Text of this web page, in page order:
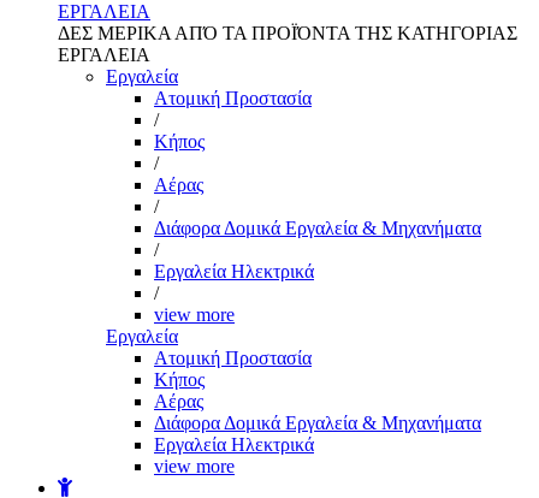
ΕΡΓΑΛΕΙΑ
ΔΕΣ ΜΕΡΙΚΑ ΑΠΌ ΤΑ ΠΡΟΪΌΝΤΑ ΤΗΣ ΚΑΤΗΓΟΡΙΑΣ
ΕΡΓΑΛΕΙΑ
Εργαλεία
Aτομική Προστασία
/
Kήπος
/
Αέρας
/
Διάφορα Δομικά Εργαλεία & Μηχανήματα
/
Εργαλεία Ηλεκτρικά
/
view more
Εργαλεία
Aτομική Προστασία
Kήπος
Αέρας
Διάφορα Δομικά Εργαλεία & Μηχανήματα
Εργαλεία Ηλεκτρικά
view more